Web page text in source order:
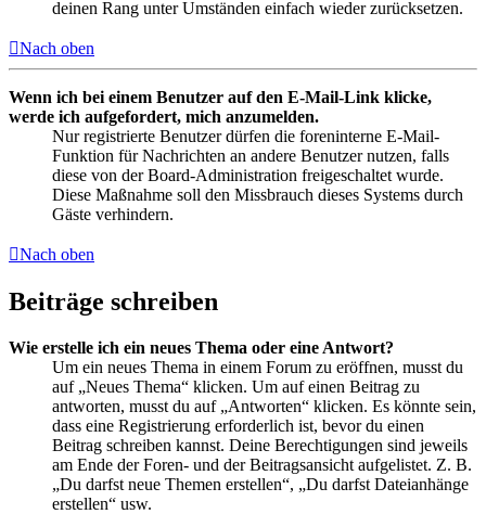
deinen Rang unter Umständen einfach wieder zurücksetzen.
Nach oben
Wenn ich bei einem Benutzer auf den E-Mail-Link klicke,
werde ich aufgefordert, mich anzumelden.
Nur registrierte Benutzer dürfen die foreninterne E-Mail-
Funktion für Nachrichten an andere Benutzer nutzen, falls
diese von der Board-Administration freigeschaltet wurde.
Diese Maßnahme soll den Missbrauch dieses Systems durch
Gäste verhindern.
Nach oben
Beiträge schreiben
Wie erstelle ich ein neues Thema oder eine Antwort?
Um ein neues Thema in einem Forum zu eröffnen, musst du
auf „Neues Thema“ klicken. Um auf einen Beitrag zu
antworten, musst du auf „Antworten“ klicken. Es könnte sein,
dass eine Registrierung erforderlich ist, bevor du einen
Beitrag schreiben kannst. Deine Berechtigungen sind jeweils
am Ende der Foren- und der Beitragsansicht aufgelistet. Z. B.
„Du darfst neue Themen erstellen“, „Du darfst Dateianhänge
erstellen“ usw.